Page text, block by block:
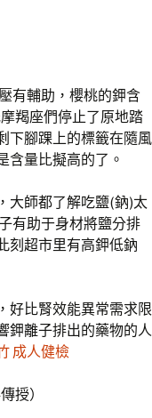
有輔助，櫻桃的鉀含
羯座們停止了原地踏
下腳踝上的標籤在隨風
含量比擬高的了。
大師都了解吃鹽(鈉)太
有助于身材將鹽分排
刻超市里有高鉀低鈉
好比腎效能異常需求限
鉀離子排出的藥物的人
成人健檢
授）